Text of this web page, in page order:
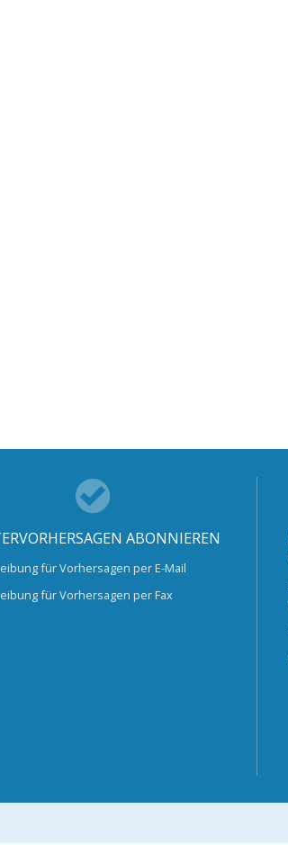
ABONNIEREN
für Vorhersagen per E-Mail
für Vorhersagen per Fax